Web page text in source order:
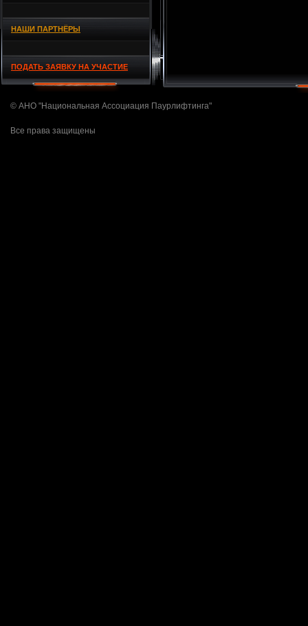
НАШИ ПАРТНЁРЫ
ПОДАТЬ ЗАЯВКУ НА УЧАСТИЕ
© АНО "Национальная Ассоциация Паурлифтинга"
Все права защищены